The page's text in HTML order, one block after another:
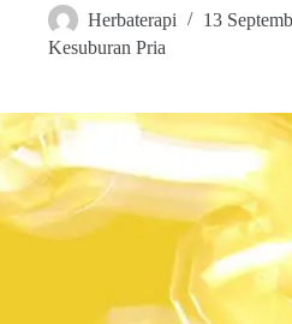
Herbaterapi
13
Kesuburan Pria